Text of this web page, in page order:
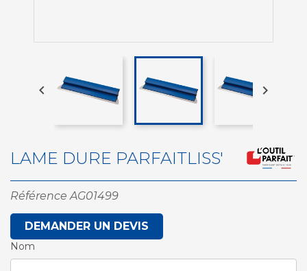
 
LAME DURE PARFAITLISS'
Référence AG01499
DEMANDER UN DEVIS
Nom